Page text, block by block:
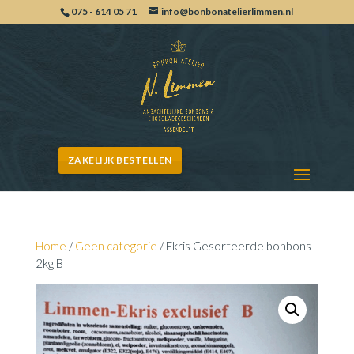
075 - 614 05 71 info@bonbonatelierlimmen.nl
ZAKELIJK BESTELLEN
Home /Geen categorie / Ekris Gesorteerde bonbons
2kg B